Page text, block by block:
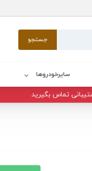
جستجو
سایرخودروها
تماس بگیرید